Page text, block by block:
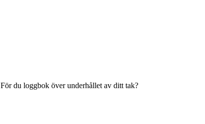
För du loggbok över underhållet av ditt tak?